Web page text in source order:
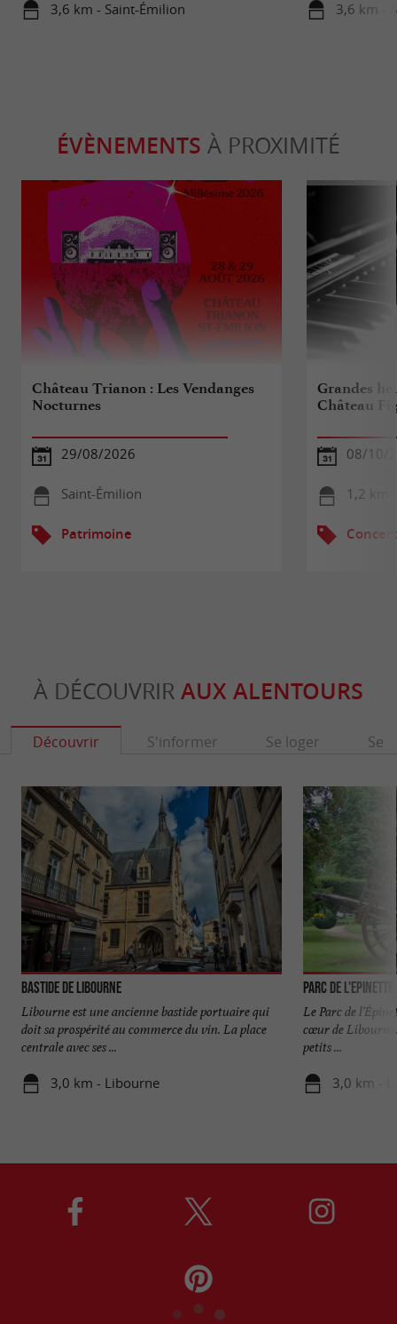
3,6 km - Saint-Émilion 3,6 km -
ÉVÈNEMENTS À PROXIMITÉ
Château Trianon : Les Vendanges
Nocturnes
29/08/2026
Saint-Émilion
Patrimoine
Grandes
Château
08/10/
1,2 km
À DÉCOUVRIR AUX ALENTOURS
Découvrir S'informer Se loger Se
Bastide de Libourne
Libourne est une ancienne bastide portuaire qui
doit sa prospérité au commerce du vin. La place
centrale avec ses ...
3,0 km - Libourne
Parc de l'Epinette
Le Parc de
cœur de
petits ...
3,0 km -